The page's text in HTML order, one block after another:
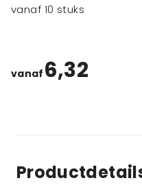
vanaf 10 stuks
vanaf 6,32